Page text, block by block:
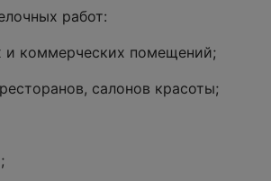
работ:
и коммерческих помещений;
салонов красоты;